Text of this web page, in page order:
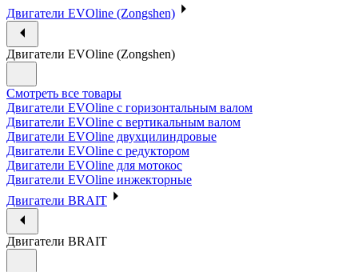
Двигатели EVOline (Zongshen)
Двигатели EVOline (Zongshen)
Смотреть все товары
Двигатели EVOline с горизонтальным валом
Двигатели EVOline с вертикальным валом
Двигатели EVOline двухцилиндровые
Двигатели EVOline с редуктором
Двигатели EVOline для мотокос
Двигатели EVOline инжекторные
Двигатели BRAIT
Двигатели BRAIT